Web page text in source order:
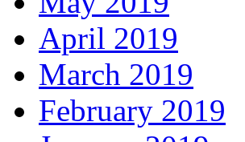
April 2019
March 2019
February 2019